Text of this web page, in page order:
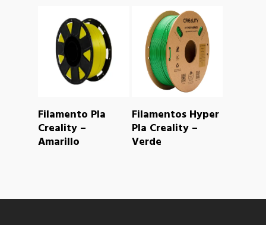
READ MORE
Filamento Pla
Creality –
Amarillo
READ MORE
Filamentos Hyper
Pla Creality –
Verde